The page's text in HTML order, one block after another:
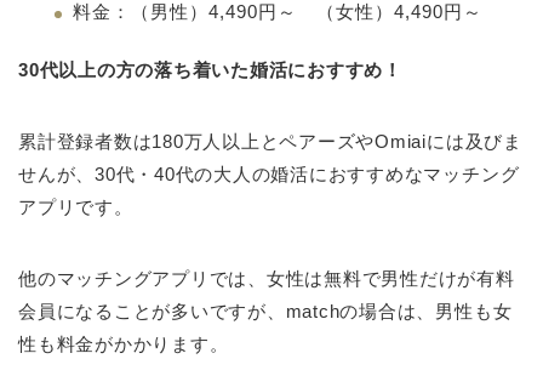
料金：（男性）4,490円～ （女性）4,490円～
30代以上の方の落ち着いた婚活におすすめ！
累計登録者数は180万人以上とペアーズやOmiaiには及びま
せんが、30代・40代の大人の婚活におすすめなマッチング
アプリです。
他のマッチングアプリでは、女性は無料で男性だけが有料
会員になることが多いですが、matchの場合は、男性も女
性も料金がかかります。